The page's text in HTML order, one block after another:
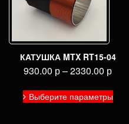
КАТУШКА MTX RT15-04
930.00 р–2330.00 р
Выберите параметрытовар